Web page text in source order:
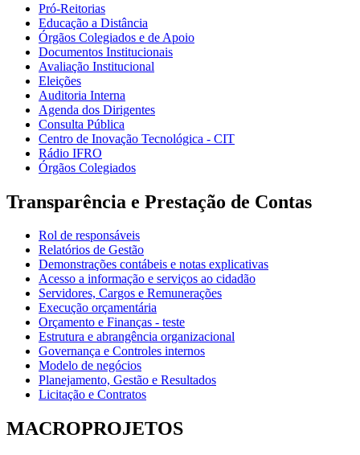
Pró-Reitorias
Educação a Distância
Órgãos Colegiados e de Apoio
Documentos Institucionais
Avaliação Institucional
Eleições
Auditoria Interna
Agenda dos Dirigentes
Consulta Pública
Centro de Inovação Tecnológica - CIT
Rádio IFRO
Órgãos Colegiados
Transparência e Prestação de Contas
Rol de responsáveis
Relatórios de Gestão
Demonstrações contábeis e notas explicativas
Acesso a informação e serviços ao cidadão
Servidores, Cargos e Remunerações
Execução orçamentária
Orçamento e Finanças - teste
Estrutura e abrangência organizacional
Governança e Controles internos
Modelo de negócios
Planejamento, Gestão e Resultados
Licitação e Contratos
MACROPROJETOS